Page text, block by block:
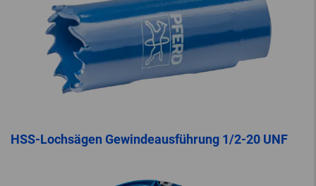
HSS-Lochsägen Gewindeausführung 1/2-20 UNF